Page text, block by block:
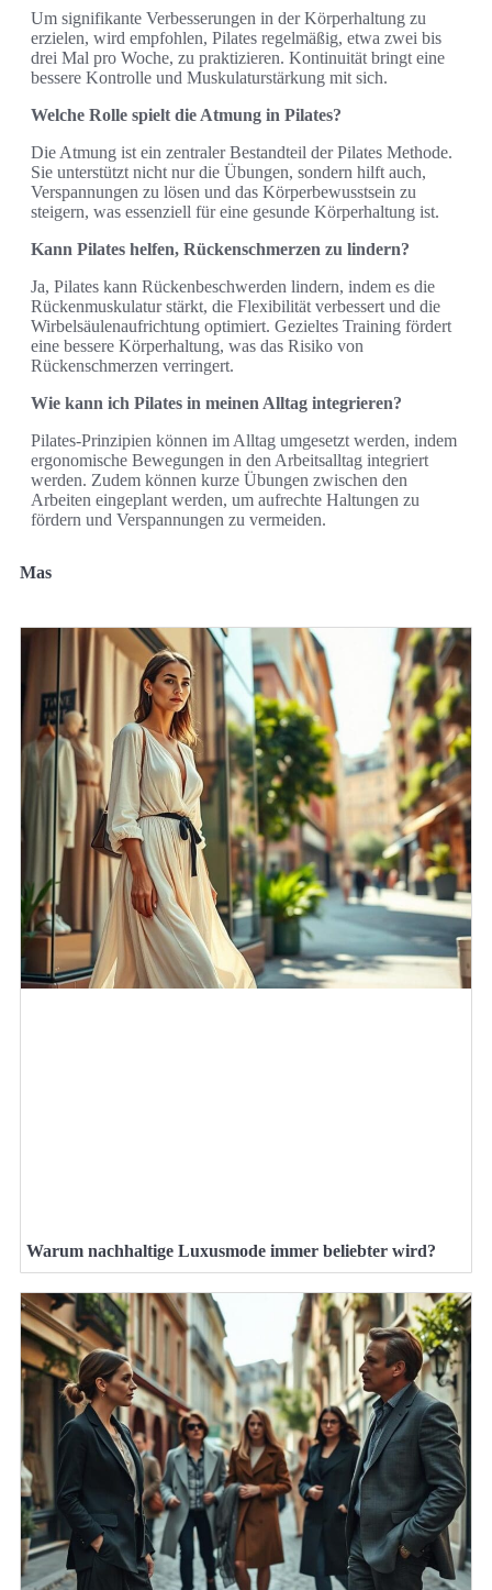
Um signifikante Verbesserungen in der Körperhaltung zu
erzielen, wird empfohlen, Pilates regelmäßig, etwa zwei bis
drei Mal pro Woche, zu praktizieren. Kontinuität bringt eine
bessere Kontrolle und Muskulaturstärkung mit sich.
Welche Rolle spielt die Atmung in Pilates?
Die Atmung ist ein zentraler Bestandteil der Pilates Methode.
Sie unterstützt nicht nur die Übungen, sondern hilft auch,
Verspannungen zu lösen und das Körperbewusstsein zu
steigern, was essenziell für eine gesunde Körperhaltung ist.
Kann Pilates helfen, Rückenschmerzen zu lindern?
Ja, Pilates kann Rückenbeschwerden lindern, indem es die
Rückenmuskulatur stärkt, die Flexibilität verbessert und die
Wirbelsäulenaufrichtung optimiert. Gezieltes Training fördert
eine bessere Körperhaltung, was das Risiko von
Rückenschmerzen verringert.
Wie kann ich Pilates in meinen Alltag integrieren?
Pilates-Prinzipien können im Alltag umgesetzt werden, indem
ergonomische Bewegungen in den Arbeitsalltag integriert
werden. Zudem können kurze Übungen zwischen den
Arbeiten eingeplant werden, um aufrechte Haltungen zu
fördern und Verspannungen zu vermeiden.
Mas
Warum nachhaltige Luxusmode immer beliebter wird?